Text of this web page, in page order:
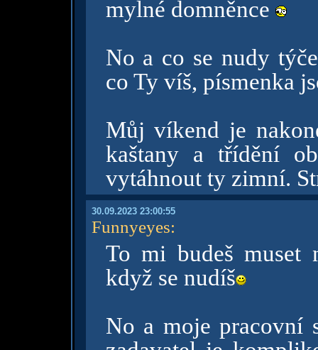
mylné domněnce
No a co se nudy
co Ty víš, písmenka
Můj víkend je
kaštany a třídění
vytáhnout ty zimní.
30.09.2023 23:00:55
Funnyeyes:
To mi budeš muset
když se nudíš
No a moje pracovní